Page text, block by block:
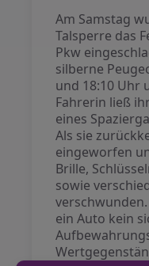
Am Samstag
Talsperre das
Pkw
silberne
und 18:10 Uhr
Fahrerin ließ
eines
Als sie
eingeworfen
Brille,
sowie
ein Auto kein